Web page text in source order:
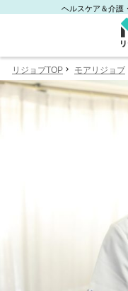
ヘルスケア＆介護
リジョブTOP モアリジョブ